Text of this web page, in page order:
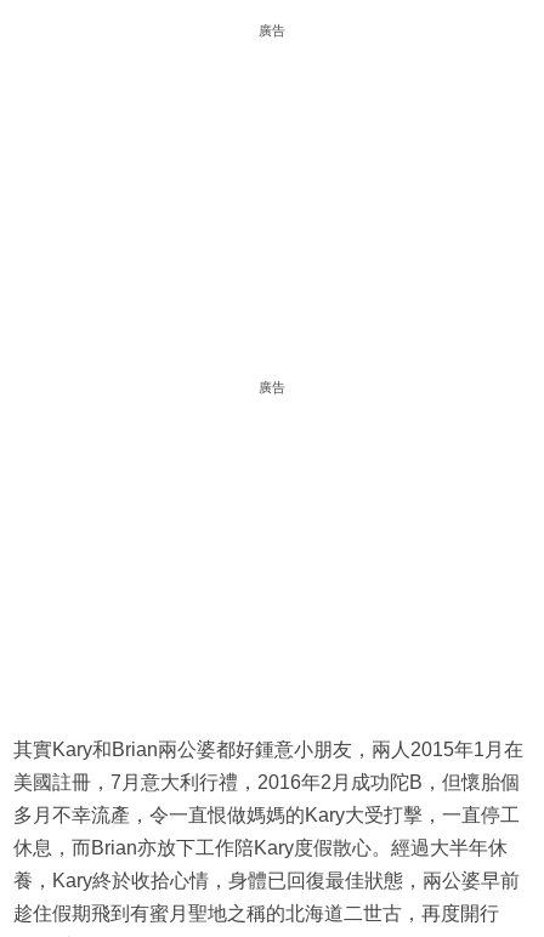
廣告
廣告
其實Kary和Brian兩公婆都好鍾意小朋友，兩人2015年1月在
美國註冊，7月意大利行禮，2016年2月成功陀B，但懷胎個
多月不幸流產，令一直恨做媽媽的Kary大受打擊，一直停工
休息，而Brian亦放下工作陪Kary度假散心。經過大半年休
養，Kary終於收拾心情，身體已回復最佳狀態，兩公婆早前
趁住假期飛到有蜜月聖地之稱的北海道二世古，再度開行